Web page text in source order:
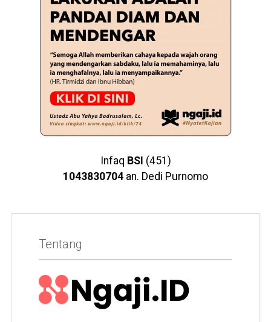
Infaq BSI (451)
1043830704 an. Dedi Purnomo
Tentang